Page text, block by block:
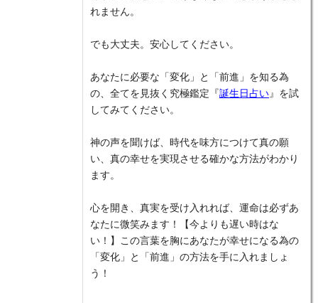
れません。
でも大丈夫。安心してください。
あなたに必要な「変化」と「前進」を知る為
の、全てを見抜く究極鑑定『誕生日占い 』を試
してみてください。
神の声を聞けば、時代を味方につけて真の願
い、真の幸せを実現させる確かな方法がわかり
ます。
心を開き、真実を受け入れれば、運命は必ずあ
なたに微笑みます！【今よりも遅い時はな
い！】この言葉を胸にあなたが幸せになる為の
「変化」と「前進」の方法を手に入れましょ
う！